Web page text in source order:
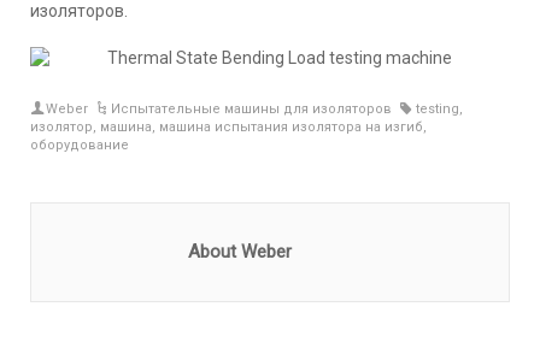
изоляторов.
Weber Испытательные машины для изоляторов testing,
изолятор, машина, машина испытания изолятора на изгиб,
оборудование
About Weber